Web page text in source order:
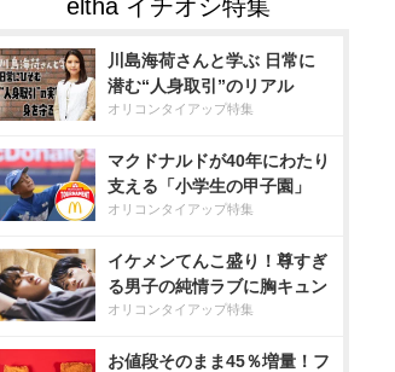
川島海荷さんと学ぶ 日常に
潜む“人身取引”のリアル
オリコンタイアップ特集
マクドナルドが40年にわたり
支える「小学生の甲子園」
オリコンタイアップ特集
イケメンてんこ盛り！尊すぎ
る男子の純情ラブに胸キュン
オリコンタイアップ特集
お値段そのまま45％増量！フ